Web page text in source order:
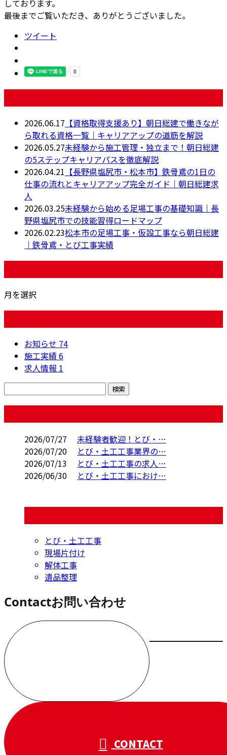
しております。
最後までご覧いただき、ありがとうございました。
ツイート
2026.06.17 【資格取得支援あり】朝日総建で働きなが
ら取れる資格一覧｜キャリアアップの道筋を解説
2026.05.27未経験から施工管理・独立まで！朝日総建
の5ステップキャリアパスを徹底解説
2026.04.21 【長野県塩尻市・松本市】鉄骨鳶の1日の
仕事の流れとキャリアアップ完全ガイド｜朝日総建求
人
2026.03.25未経験から始める足場工事の基礎知識｜長
野県塩尻市での技能習得ロードマップ
2026.02.23松本市の足場工事・仮設工事なら朝日総建
｜鉄骨鳶・とび工事実績
月を選択
お知らせ 74
施工実績6
求人情報 1
2026/07/27
未経験者歓迎！とび・…
2026/07/20
とび・土工工事業界の…
2026/07/13
とび・土工工事の求人…
2026/06/30
とび・土工工事におけ…
とび・土工工事
現場片付け
解体工事
遺品整理
Contactお問い合わせ
000-000-0000
CONTACT